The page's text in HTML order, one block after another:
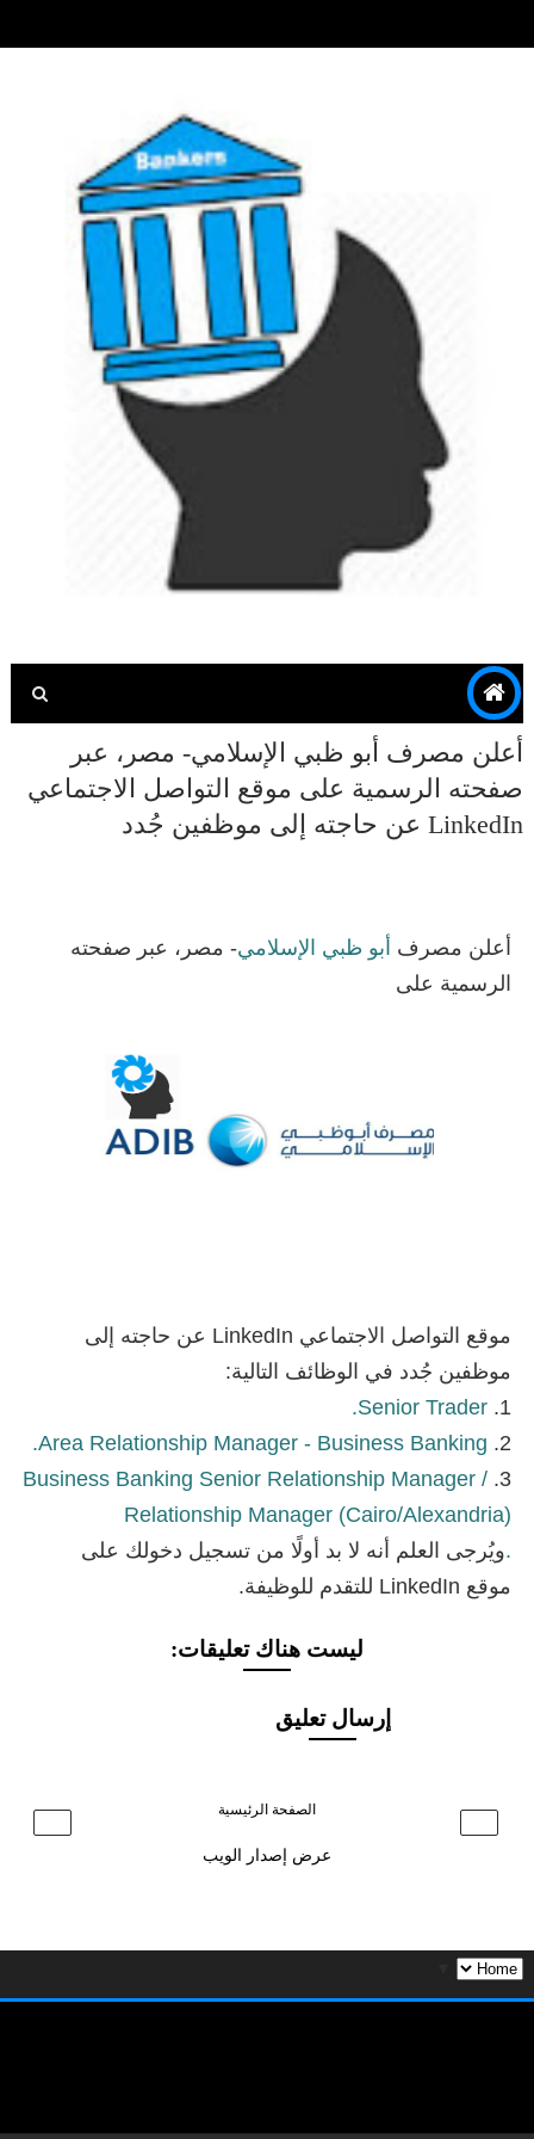
أعلن مصرف أبو ظبي الإسلامي- مصر، عبر
صفحته الرسمية على موقع التواصل الاجتماعي
LinkedIn عن حاجته إلى موظفين جُدد
أعلن مصرف أبو ظبي الإسلامي- مصر، عبر صفحته
الرسمية على
موقع التواصل الاجتماعي LinkedIn عن حاجته إلى
موظفين جُدد في الوظائف التالية:
1.
Senior Trader.
2.
Area Relationship Manager - Business Banking.
3.
Business Banking Senior Relationship Manager /
Relationship Manager (Cairo/Alexandria)
.ويُرجى العلم أنه لا بد أولًا من تسجيل دخولك على
موقع LinkedIn للتقدم للوظيفة.
ليست هناك تعليقات:
إرسال تعليق
‹
› الصفحة الرئيسية
عرض إصدار الويب